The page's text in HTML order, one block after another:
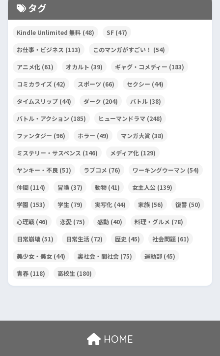
タグ
Kindle Unlimited 無料 (48) SF (47)
お仕事・ビジネス (113) このマンガがすごい！ (54)
アニメ化 (61) オカルト (39) ギャグ・コメディー (183)
コミカライズ (42) スポーツ (66) セクシー (44)
タイムスリップ (44) ダーク (204) バトル (38)
バトル・アクション (185) ヒューマンドラマ (248)
ファンタジー (96) ホラー (49) マンガ大賞 (38)
ミステリー・サスペンス (146) メディア化 (129)
ヤンキー・不良 (51) ラブコメ (76) ワーキングウーマン (54)
仲間 (114) 冒険 (37) 動物 (41) 女主人公 (139)
学園 (153) 学生 (79) 実写化 (44) 家族 (56) 復讐 (50)
心理戦 (46) 恋愛 (75) 感動 (40) 料理・グルメ (78)
日常崩壊 (51) 日常生活 (72) 歴史 (45) 社会問題 (61)
美少女・美女 (44) 裏社会・闇社会 (75) 運動部 (45)
青春 (118) 高校生 (180)
HOME